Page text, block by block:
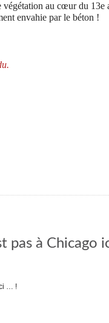
au cœur du 13e
envahie par le béton !
pas à Chicago